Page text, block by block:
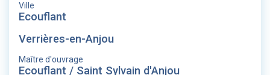
Ville
Ecouflant
Verrières-en-Anjou
Maître d'ouvrage
Ecouflant / Saint Sylvain d'Anjou